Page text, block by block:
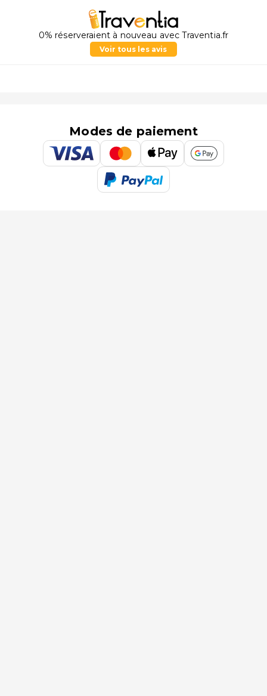
0% réserveraient à nouveau avec Traventia.fr
Voir tous les avis
Modes de paiement